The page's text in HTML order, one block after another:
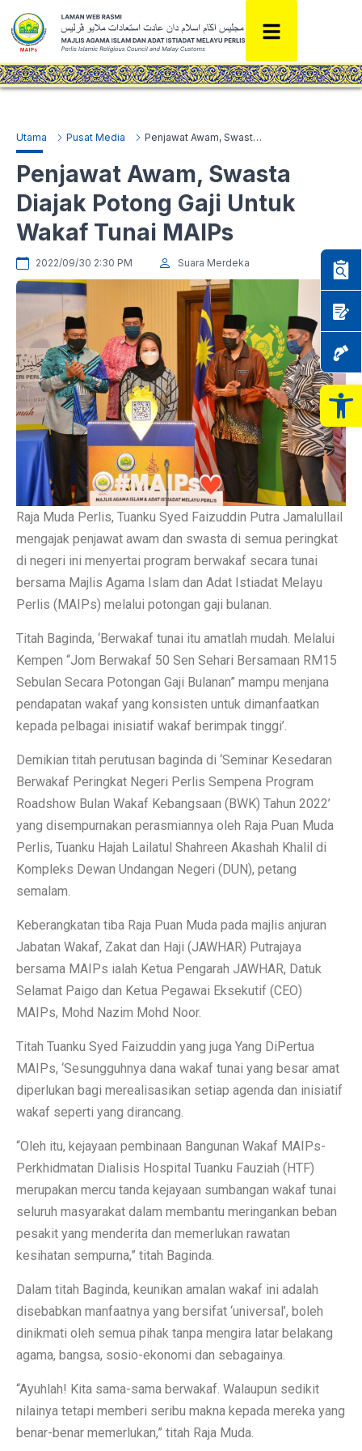
Utama Pusat Media Penjawat Awam, Swasta Diajak Potong Gaji Untuk Wakaf Tunai MAIPs
Penjawat Awam, Swasta
Diajak Potong Gaji Untuk
Wakaf Tunai MAIPs
2022/09/30 2:30 PM Suara Merdeka
Raja Muda Perlis, Tuanku Syed Faizuddin Putra Jamalullail
mengajak penjawat awam dan swasta di semua peringkat
di negeri ini menyertai program berwakaf secara tunai
bersama Majlis Agama Islam dan Adat Istiadat Melayu
Perlis (MAIPs) melalui potongan gaji bulanan.
Titah Baginda, ‘Berwakaf tunai itu amatlah mudah. Melalui
Kempen “Jom Berwakaf 50 Sen Sehari Bersamaan RM15
Sebulan Secara Potongan Gaji Bulanan” mampu menjana
pendapatan wakaf yang konsisten untuk dimanfaatkan
kepada pelbagai inisiatif wakaf berimpak tinggi’.
Demikian titah perutusan baginda di ‘Seminar Kesedaran
Berwakaf Peringkat Negeri Perlis Sempena Program
Roadshow Bulan Wakaf Kebangsaan (BWK) Tahun 2022’
yang disempurnakan perasmiannya oleh Raja Puan Muda
Perlis, Tuanku Hajah Lailatul Shahreen Akashah Khalil di
Kompleks Dewan Undangan Negeri (DUN), petang
semalam.
Keberangkatan tiba Raja Puan Muda pada majlis anjuran
Jabatan Wakaf, Zakat dan Haji (JAWHAR) Putrajaya
bersama MAIPs ialah Ketua Pengarah JAWHAR, Datuk
Selamat Paigo dan Ketua Pegawai Eksekutif (CEO)
MAIPs, Mohd Nazim Mohd Noor.
Titah Tuanku Syed Faizuddin yang juga Yang DiPertua
MAIPs, ‘Sesungguhnya dana wakaf tunai yang besar amat
diperlukan bagi merealisasikan setiap agenda dan inisiatif
wakaf seperti yang dirancang.
“Oleh itu, kejayaan pembinaan Bangunan Wakaf MAIPs-
Perkhidmatan Dialisis Hospital Tuanku Fauziah (HTF)
merupakan mercu tanda kejayaan sumbangan wakaf tunai
seluruh masyarakat dalam membantu meringankan beban
pesakit yang menderita dan memerlukan rawatan
kesihatan sempurna,” titah Baginda.
Dalam titah Baginda, keunikan amalan wakaf ini adalah
disebabkan manfaatnya yang bersifat ‘universal’, boleh
dinikmati oleh semua pihak tanpa mengira latar belakang
agama, bangsa, sosio-ekonomi dan sebagainya.
“Ayuhlah! Kita sama-sama berwakaf. Walaupun sedikit
nilainya tetapi memberi seribu makna kepada mereka yang
benar-benar memerlukan,” titah Raja Muda.